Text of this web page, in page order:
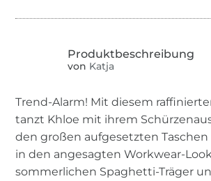
von Katja
Trend-Alarm! Mit diesem
tanzt Khloe mit ihrem
den großen aufgesetzten
in den angesagten Workwear-
sommerlichen Spaghetti-Träger